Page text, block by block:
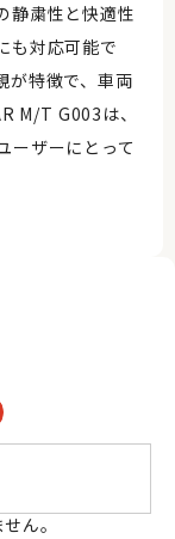
静粛性と快適性
も対応可能で
が特徴で、車両
M/T G003は、
ーザーにとって
せん。